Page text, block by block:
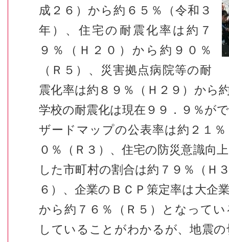
成２６）から約６５％（令和３
年）、住宅の耐震化率は約７
９％（Ｈ２０）から約９０％
（Ｒ５）、災害拠点病院等の耐
震化率は約８９％（Ｈ２９）から
学校の耐震化は現在９９．９％が
ザードマップの公表率は約２１
０％（Ｒ３）、住宅の防災意識向
した市町村の割合は約７９％（Ｈ
６）、企業のＢＣＰ策定率は大企
から約７６％（Ｒ５）となって
していることがわかるが、地震